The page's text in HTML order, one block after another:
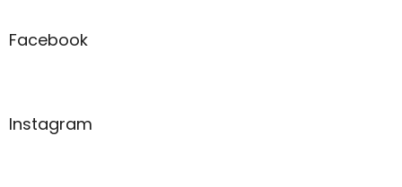
aFacebook
Instagram